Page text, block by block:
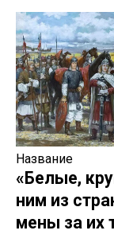
Название
«Белые,
ним из
мены за их